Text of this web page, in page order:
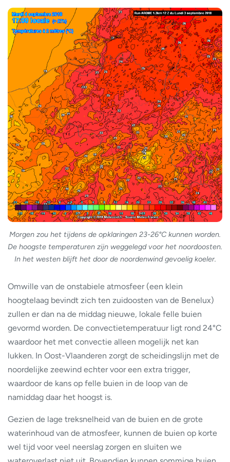
Morgen zou het tijdens de opklaringen 23-26°C kunnen worden.
De hoogste temperaturen zijn weggelegd voor het noordoosten.
In het westen blijft het door de noordenwind gevoelig koeler.
Omwille van de onstabiele atmosfeer (een klein
hoogtelaag bevindt zich ten zuidoosten van de Benelux)
zullen er dan na de middag nieuwe, lokale felle buien
gevormd worden. De convectietemperatuur ligt rond 24°C
waardoor het met convectie alleen mogelijk net kan
lukken. In Oost-Vlaanderen zorgt de scheidingslijn met de
noordelijke zeewind echter voor een extra trigger,
waardoor de kans op felle buien in de loop van de
namiddag daar het hoogst is.
Gezien de lage treksnelheid van de buien en de grote
waterinhoud van de atmosfeer, kunnen de buien op korte
wel tijd voor veel neerslag zorgen en sluiten we